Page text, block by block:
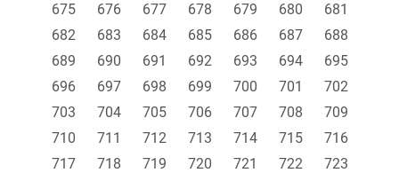
675
676 677 678 679 680
681
682
683 684 685 686 687
688
689
690 691 692 693 694
695
696
697 698 699 700 701
702
703
704 705 706 707 708
709
710
711 712 713 714 715
716
717
718 719 720 721 722
723